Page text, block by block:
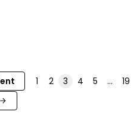
1 2 3 4 5 …
19